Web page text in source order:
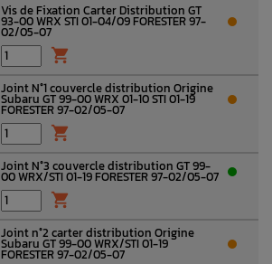
Vis de Fixation Carter Distribution GT
93-00 WRX STI 01-04/09 FORESTER 97-
02/05-07

Joint N°1 couvercle distribution Origine
Subaru GT 99-00 WRX 01-10 STI 01-19
FORESTER 97-02/05-07

Joint N°3 couvercle distribution GT 99-
00 WRX/STI 01-19 FORESTER 97-02/05-07

Joint n°2 carter distribution Origine
Subaru GT 99-00 WRX/STI 01-19
FORESTER 97-02/05-07